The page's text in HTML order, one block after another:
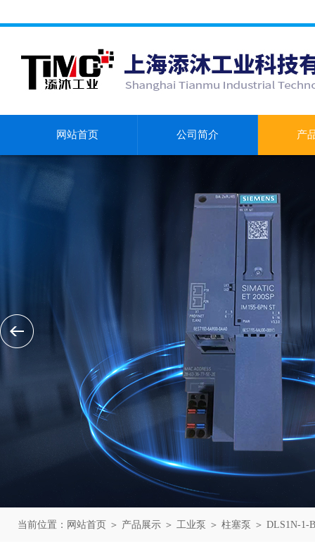
网站首页 公司简介 产
当前位置： 网站首页 ＞ 产品展示 ＞ 工业泵 ＞ 柱塞泵 ＞ DLS1N-1-